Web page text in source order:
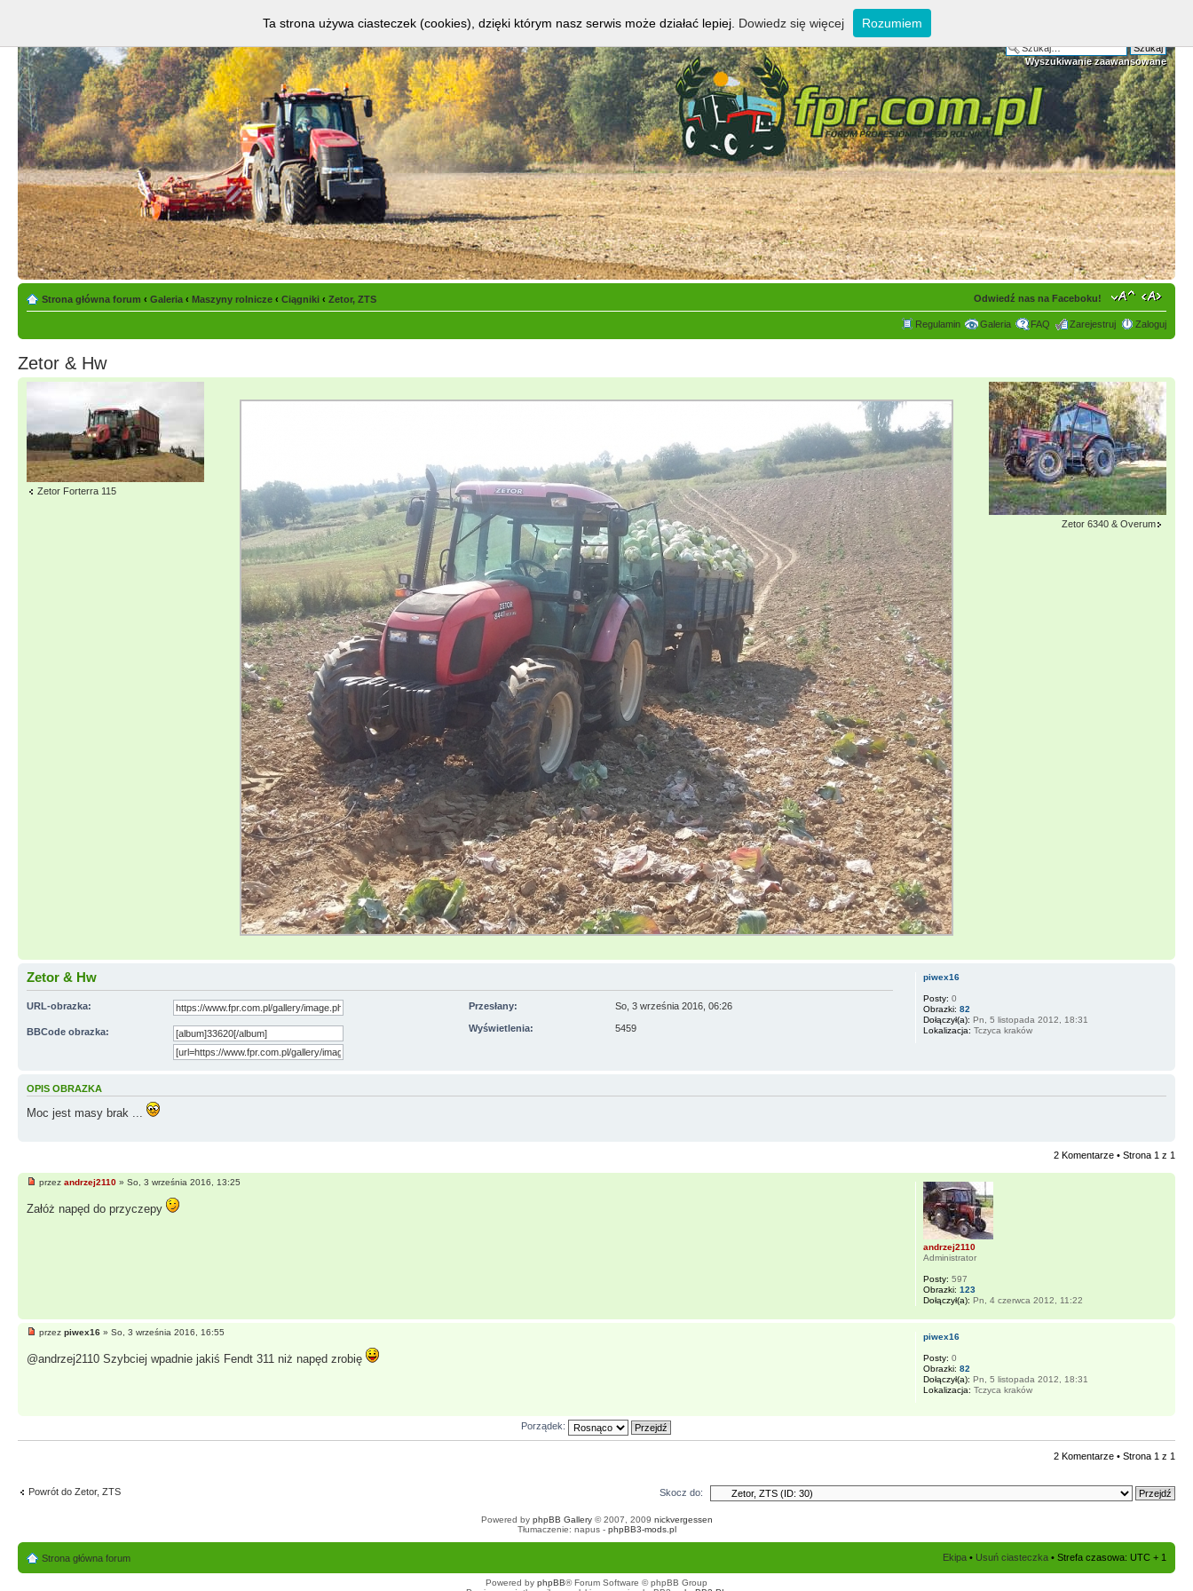
Wyszukiwanie zaawansowane
Strona główna forum ‹ Galeria ‹ Maszyny rolnicze ‹ Ciągniki ‹ Zetor, ZTS Odwiedź nas na Faceboku!
Regulamin Galeria FAQ Zarejestruj Zaloguj
Zetor & Hw
Zetor Forterra 115
Zetor 6340 & Overum
Zetor & Hw
Przesłany: So, 3 września 2016, 06:26
URL-obrazka:
Wyświetlenia: 5459
BBCode obrazka:
piwex16
Posty: 0
Obrazki: 82
Dołączył(a): Pn, 5 listopada 2012, 18:31
Lokalizacja: Tczyca kraków
OPIS OBRAZKA
Moc jest masy brak ...
2 Komentarze • Strona 1 z 1
przez andrzej2110 » So, 3 września 2016, 13:25
Załóż napęd do przyczepy
andrzej2110
Administrator
Posty: 597
Obrazki: 123
Dołączył(a): Pn, 4 czerwca 2012, 11:22
przez piwex16 » So, 3 września 2016, 16:55
@andrzej2110 Szybciej wpadnie jakiś Fendt 311 niż napęd zrobię
piwex16
Posty: 0
Obrazki: 82
Dołączył(a): Pn, 5 listopada 2012, 18:31
Lokalizacja: Tczyca kraków
Porządek:
2 Komentarze • Strona 1 z 1
Powrót do Zetor, ZTS Skocz do:
Powered by phpBB Gallery© 2007, 2009 nickvergessen
Tłumaczenie: napus - phpBB3-mods.pl
Strona główna forum Ekipa • Usuń ciasteczka • Strefa czasowa: UTC + 1
Powered by phpBB® Forum Software © phpBB Group
Ta strona używa ciasteczek (cookies), dzięki którym nasz serwis może działać lepiej. Dowiedz się więcej Rozumiem